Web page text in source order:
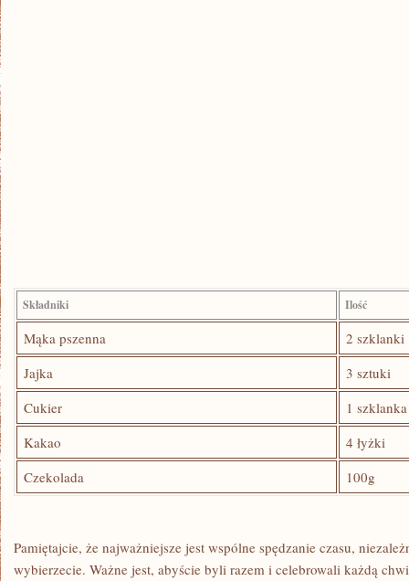
Składniki Ilość
Mąka pszenna
2 szklanki
Jajka
3 sztuki
Cukier
1 szklanka
Kakao
4 łyżki
Czekolada
100g
Pamiętajcie, że najważniejsze jest wspólne spędzanie czasu,
wybierzecie. Ważne jest, abyście byli razem i celebrowali każdą